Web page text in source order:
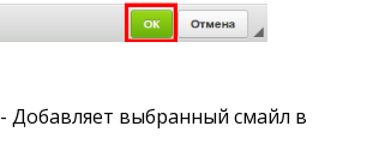
- Добавляет выбранный смайл в